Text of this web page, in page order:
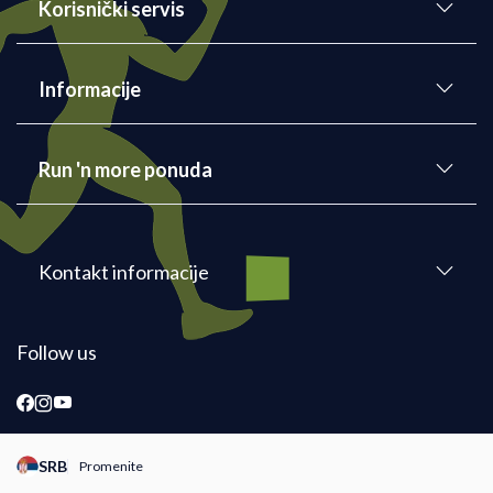
Korisnički servis
Informacije
Run 'n more ponuda
Kontakt informacije
Follow us
SRB Promenite
Promeni instancu sajta, posetite sajtove za druge zemlje